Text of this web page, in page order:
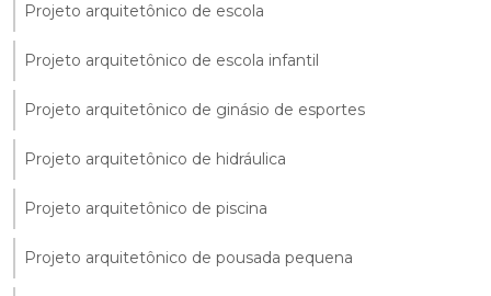
Projeto arquitetônico de escola
Projeto arquitetônico de escola infantil
Projeto arquitetônico de ginásio de esportes
Projeto arquitetônico de hidráulica
Projeto arquitetônico de piscina
Projeto arquitetônico de pousada pequena